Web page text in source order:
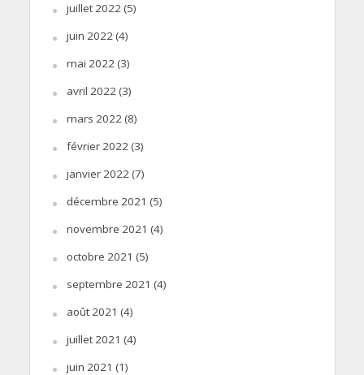
juillet 2022(5)
juin 2022(4)
mai 2022(3)
avril 2022(3)
mars 2022(8)
février 2022(3)
janvier 2022(7)
décembre 2021 (5)
novembre 2021 (4)
octobre 2021 (5)
septembre 2021 (4)
août 2021 (4)
juillet 2021 (4)
juin 2021 (1)